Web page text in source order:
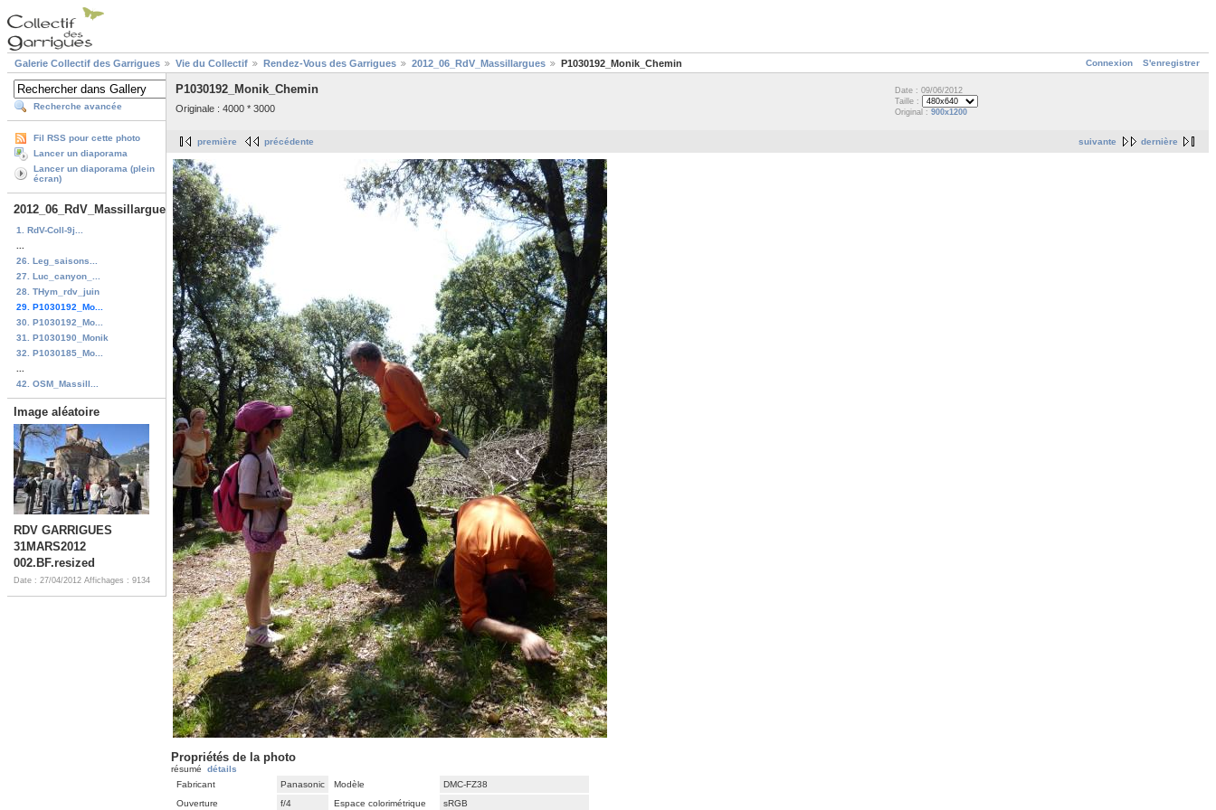
Connexion S'enregistrer
Galerie Collectif des Garrigues Vie du Collectif Rendez-Vous des Garrigues 2012_06_RdV_Massillargues P1030192_Monik_Chemin
Recherche avancée
Fil RSS pour cette photo
Lancer un diaporama
Lancer un diaporama (plein
écran)
2012_06_RdV_Massillargues
1. RdV-Coll-9j...
26. Leg_saisons...
27. Luc_canyon_...
28. THym_rdv_juin
29. P1030192_Mo...
30. P1030192_Mo...
31. P1030190_Monik
32. P1030185_Mo...
42. OSM_Massill...
Image aléatoire
RDV GARRIGUES
31MARS2012
002.BF.resized
Date : 27/04/2012 Affichages : 9134
P1030192_Monik_Chemin
Originale : 4000 * 3000
Date : 09/06/2012
Taille :
Original : 900x1200
suivante dernière
première précédente
Propriétés de la photo
résumé détails
Fabricant
Panasonic Modèle
DMC-FZ38
Ouverture
f/4 Espace colorimétrique sRGB